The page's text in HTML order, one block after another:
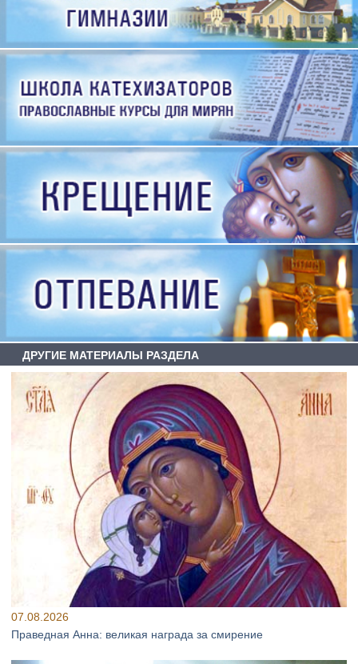
ДРУГИЕ МАТЕРИАЛЫ РАЗДЕЛА
07.08.2026
Праведная Анна: великая награда за смирение